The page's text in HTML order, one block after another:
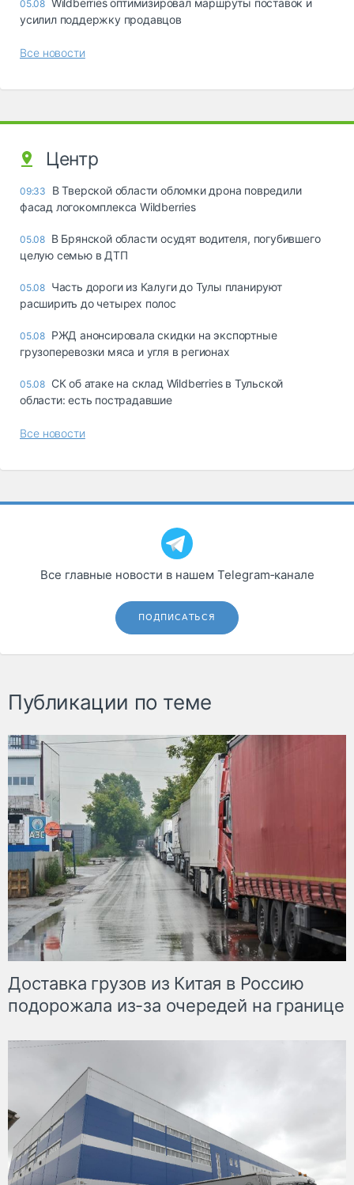
05.08 Wildberries оптимизировал маршруты поставок и
усилил поддержку продавцов
Все новости
Центр
09:33
В Тверской области обломки дрона повредили
фасад логокомплекса Wildberries
05.08 В Брянской области осудят водителя, погубившего
целую семью в ДТП
05.08 Часть дороги из Калуги до Тулы планируют
расширить до четырех полос
05.08 РЖД анонсировала скидки на экспортные
грузоперевозки мяса и угля в регионах
05.08 СК об атаке на склад Wildberries в Тульской
области: есть пострадавшие
Все новости
Все главные новости в нашем Telegram‑канале
ПОДПИСАТЬСЯ
Публикации по теме
Доставка грузов из Китая в Россию
подорожала из-за очередей на границе